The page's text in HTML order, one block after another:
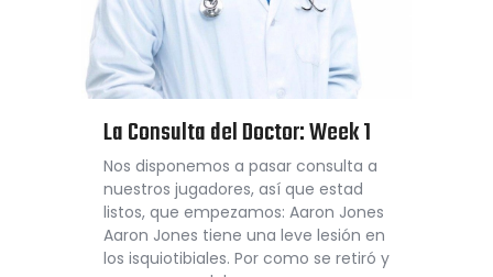
La Consulta del Doctor: Week 1
Nos disponemos a pasar consulta a
nuestros jugadores, así que estad
listos, que empezamos: Aaron Jones
Aaron Jones tiene una leve lesión en
los isquiotibiales. Por como se retiró y